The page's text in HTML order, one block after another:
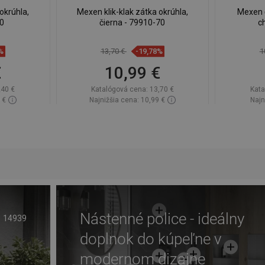
€
€
Mexen klik-klak zátka okrúhla,
čierna - 79910-70
13,70 € -19,78%
10,99 €
Katalógová cena: 13,70 €
Najnižšia cena: 10,99 €
14939
Nástenné police - ideálny
doplnok do kúpeľne v
modernom dizajne